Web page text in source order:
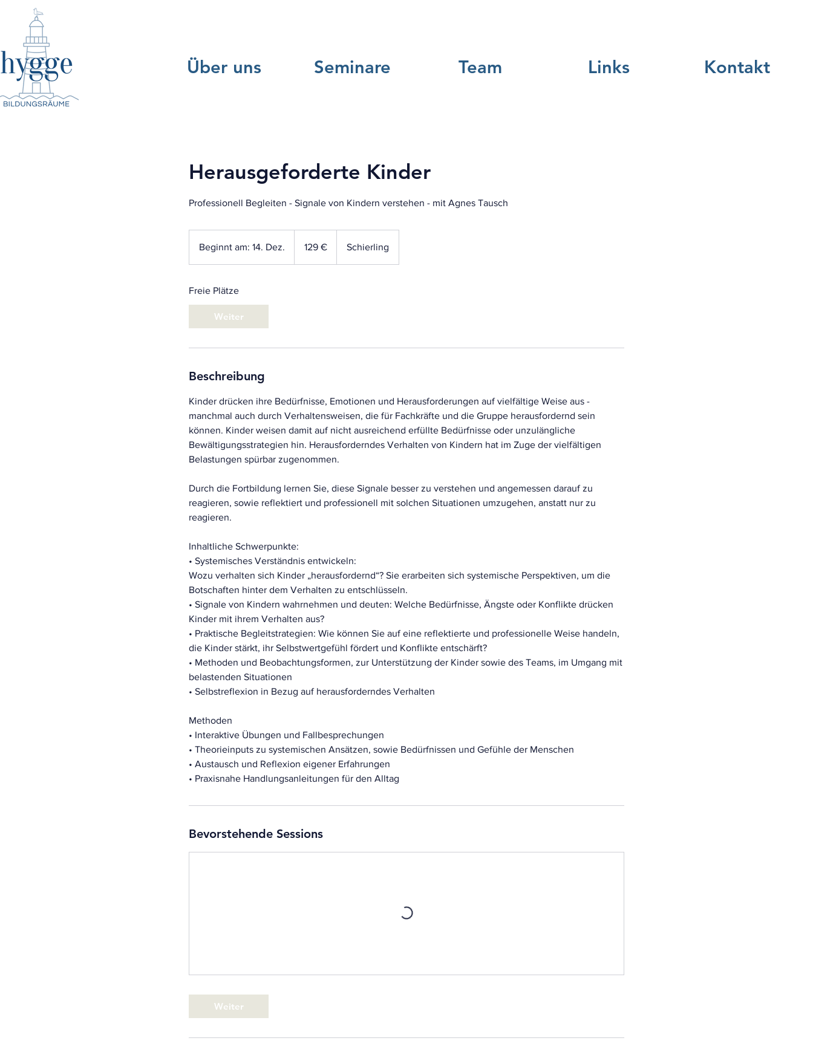
Über uns Seminare Team Links Kontakt
Herausgeforderte Kinder
Professionell Begleiten - Signale von Kindern verstehen - mit Agnes Tausch
Beginnt am: 14. Dez.
a
4
.
D
e
z
129 € Schierling
Freie Plätze
Weiter
Beschreibung
Kinder drücken ihre Bedürfnisse, Emotionen und Herausforderungen auf vielfältige Weise aus -
manchmal auch durch Verhaltensweisen, die für Fachkräfte und die Gruppe herausfordernd sein
können. Kinder weisen damit auf nicht ausreichend erfüllte Bedürfnisse oder unzulängliche
Bewältigungsstrategien hin. Herausforderndes Verhalten von Kindern hat im Zuge der vielfältigen
Belastungen spürbar zugenommen.
Durch die Fortbildung lernen Sie, diese Signale besser zu verstehen und angemessen darauf zu
reagieren, sowie reflektiert und professionell mit solchen Situationen umzugehen, anstatt nur zu
reagieren.
Inhaltliche Schwerpunkte:
• Systemisches Verständnis entwickeln:
Wozu verhalten sich Kinder „herausfordernd“? Sie erarbeiten sich systemische Perspektiven, um die
Botschaften hinter dem Verhalten zu entschlüsseln.
• Signale von Kindern wahrnehmen und deuten: Welche Bedürfnisse, Ängste oder Konflikte drücken
Kinder mit ihrem Verhalten aus?
• Praktische Begleitstrategien: Wie können Sie auf eine reflektierte und professionelle Weise handeln,
die Kinder stärkt, ihr Selbstwertgefühl fördert und Konflikte entschärft?
• Methoden und Beobachtungsformen, zur Unterstützung der Kinder sowie des Teams, im Umgang mit
belastenden Situationen
• Selbstreflexion in Bezug auf herausforderndes Verhalten
Methoden
• Interaktive Übungen und Fallbesprechungen
• Theorieinputs zu systemischen Ansätzen, sowie Bedürfnissen und Gefühle der Menschen
• Austausch und Reflexion eigener Erfahrungen
• Praxisnahe Handlungsanleitungen für den Alltag
Bevorstehende Sessions
Weiter